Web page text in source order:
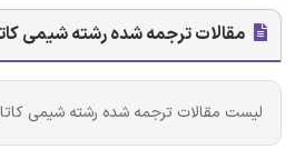
مقالات ترجمه شده رشته شیمی
لیست مقالات ترجمه شده رشته شیمی